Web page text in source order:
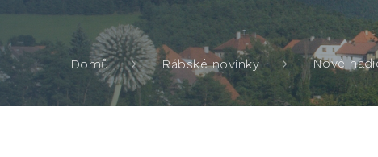
Domů Rábské novinky Nové